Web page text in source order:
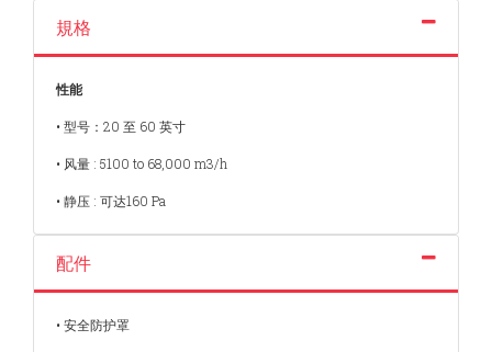
規格
性能
• 型号：20 至 60 英寸
• 风量 : 5100 to 68,000 m3/h
• 静压 : 可达160 Pa
配件
• 安全防护罩